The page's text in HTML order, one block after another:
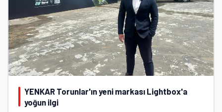
YENKAR Torunlar'ın yeni markası Lightbox'a
yoğun ilgi